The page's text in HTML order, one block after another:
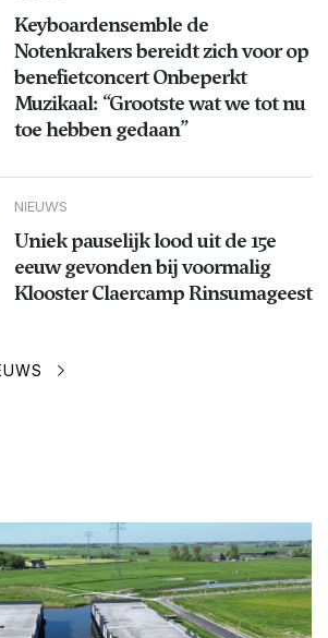
Keyboardensemble de
Notenkrakers bereidt zich voor op
benefietconcert Onbeperkt
Muzikaal: “Grootste wat we tot nu
toe hebben gedaan”
NIEUWS
Uniek pauselijk lood uit de 15e
eeuw gevonden bij voormalig
Klooster Claercamp Rinsumageest